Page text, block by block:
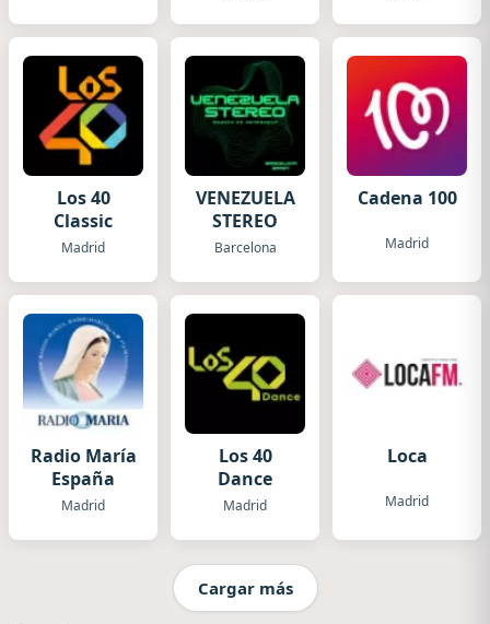
Los 40
Classic
Madrid
VENEZUELA
STEREO
Barcelona
Cadena 100
Madrid
Radio María
España
Madrid
Los 40
Dance
Madrid
Loca
Madrid
Cargar más